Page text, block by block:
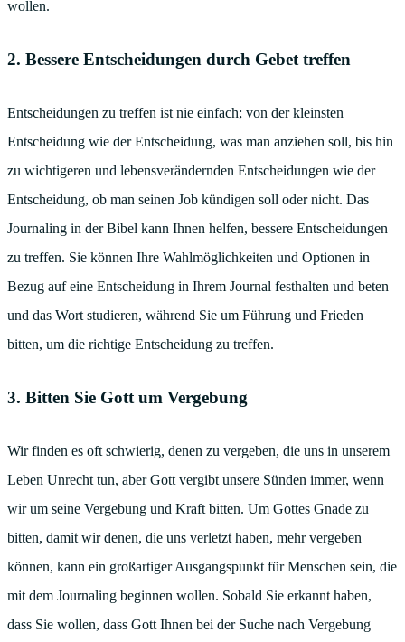
wollen.
2. Bessere Entscheidungen durch Gebet treffen
Entscheidungen zu treffen ist nie einfach; von der kleinsten
Entscheidung wie der Entscheidung, was man anziehen soll, bis hin
zu wichtigeren und lebensverändernden Entscheidungen wie der
Entscheidung, ob man seinen Job kündigen soll oder nicht. Das
Journaling in der Bibel kann Ihnen helfen, bessere Entscheidungen
zu treffen. Sie können Ihre Wahlmöglichkeiten und Optionen in
Bezug auf eine Entscheidung in Ihrem Journal festhalten und beten
und das Wort studieren, während Sie um Führung und Frieden
bitten, um die richtige Entscheidung zu treffen.
3. Bitten Sie Gott um Vergebung
Wir finden es oft schwierig, denen zu vergeben, die uns in unserem
Leben Unrecht tun, aber Gott vergibt unsere Sünden immer, wenn
wir um seine Vergebung und Kraft bitten. Um Gottes Gnade zu
bitten, damit wir denen, die uns verletzt haben, mehr vergeben
können, kann ein großartiger Ausgangspunkt für Menschen sein, die
mit dem Journaling beginnen wollen. Sobald Sie erkannt haben,
dass Sie wollen, dass Gott Ihnen bei der Suche nach Vergebung